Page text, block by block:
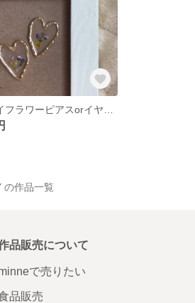
の作品一覧
品販売について
で売りたい
品販売